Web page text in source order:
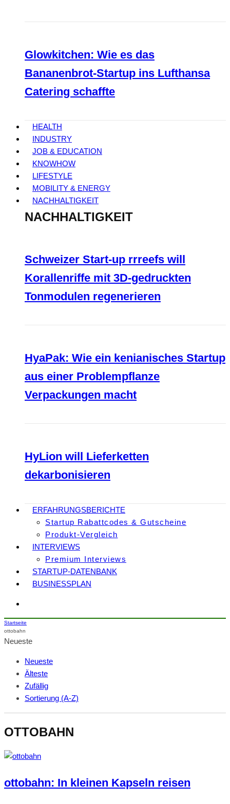
Glowkitchen: Wie es das
Bananenbrot-Startup ins Lufthansa
Catering schaffte
HEALTH
INDUSTRY
JOB & EDUCATION
KNOWHOW
LIFESTYLE
MOBILITY & ENERGY
NACHHALTIGKEIT
NACHHALTIGKEIT
Schweizer Start-up rrreefs will
Korallenriffe mit 3D-gedruckten
Tonmodulen regenerieren
HyaPak: Wie ein kenianisches Startup
aus einer Problempflanze
Verpackungen macht
HyLion will Lieferketten
dekarbonisieren
ERFAHRUNGSBERICHTE
Startup Rabattcodes & Gutscheine
Produkt-Vergleich
INTERVIEWS
Premium Interviews
STARTUP-DATENBANK
BUSINESSPLAN
Startseite
ottobahn
Neueste
Neueste
Älteste
Zufällig
Sortierung (A-Z)
OTTOBAHN
ottobahn: In kleinen Kapseln reisen